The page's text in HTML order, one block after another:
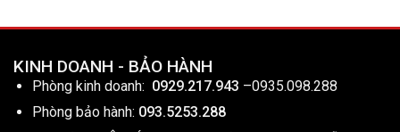
KINH DOANH - BẢO HÀNH
Phòng kinh doanh: 0929.217.943 –0935.098.288
Phòng bảo hành: 093.5253.288